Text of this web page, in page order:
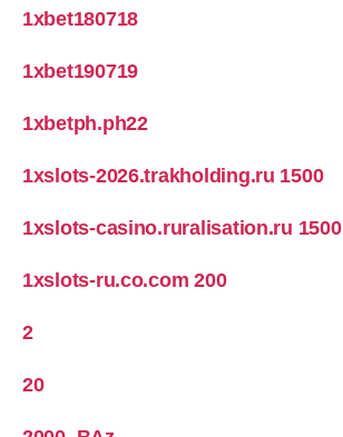
1xbet180718
1xbet190719
1xbetph.ph22
1xslots-2026.trakholding.ru 1500
1xslots-casino.ruralisation.ru 1500
1xslots-ru.co.com 200
2
20